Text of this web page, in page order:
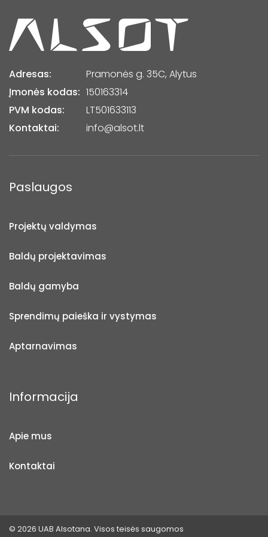
Adresas:
Pramonės g. 35C, Alytus
Įmonės kodas: 150163314
PVM kodas:
LT501633113
Kontaktai:
info@alsot.lt
Paslaugos
Projektų valdymas
Baldų projektavimas
Baldų gamyba
Sprendimų paieška ir vystymas
Aptarnavimas
Informacija
Apie mus
Kontaktai
© 2026 UAB Alsotana. Visos teisės saugomos